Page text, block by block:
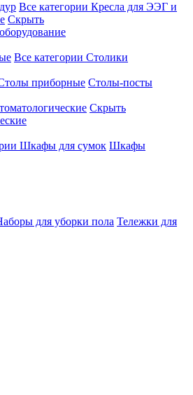
Все категории Кресла для ЭЭГ и
Скрыть
Все категории Столики
приборные Столы-посты
Скрыть
Шкафы для сумок Шкафы
для уборки пола Тележки для